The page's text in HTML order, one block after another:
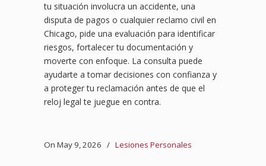
tu situación involucra un accidente, una
disputa de pagos o cualquier reclamo civil en
Chicago, pide una evaluación para identificar
riesgos, fortalecer tu documentación y
moverte con enfoque. La consulta puede
ayudarte a tomar decisiones con confianza y
a proteger tu reclamación antes de que el
reloj legal te juegue en contra.
On May 9, 2026 / Lesiones Personales